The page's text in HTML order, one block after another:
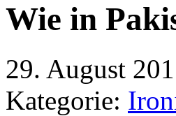
Wie in
29. August
Kategorie: